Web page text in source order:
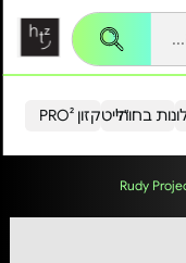
הייטקזון PRO²בחו"ל
Rudy